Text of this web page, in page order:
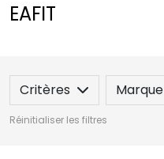
EAFIT
Critères Marque
Réinitialiser les filtres